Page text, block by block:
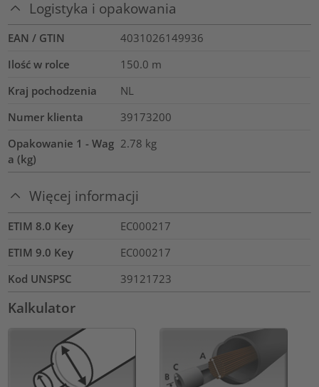
Logistyka i opakowania
EAN / GTIN
4031026149936
Ilość w rolce
150.0 m
Kraj pochodzenia
NL
Numer klienta
39173200
Opakowanie 1 - Wag
a (kg)
2.78 kg
Więcej informacji
ETIM 8.0 Key
EC000217
ETIM 9.0 Key
EC000217
Kod UNSPSC
39121723
Kalkulator